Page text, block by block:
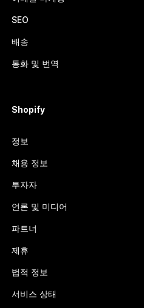
SEO
배송
통화 및 번역
Shopify
정보
채용 정보
투자자
언론 및 미디어
파트너
제휴
법적 정보
서비스 상태